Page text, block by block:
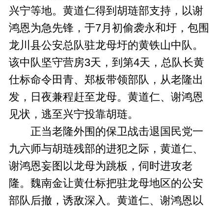
兴宁等地。黄道仁得到胡琏部支持，以谢
鸿恩为急先锋，于7月初偷袭永和圩，包围
龙川县公安总队驻龙母圩的黄铁山中队。
该中队坚守营房3天，到第4天，总队长黄
仕标命令田青、郑板带领部队，从老隆出
发，日夜兼程赶至龙母。黄道仁、谢鸿恩
见状，逃至兴宁投靠胡琏。
正当老隆外围的保卫战击退国民党一
九六师与胡琏残部的进犯之际，黄道仁、
谢鸿恩妄图以龙母为跳板，伺时进攻老
隆。魏南金让黄仕标把驻龙母地区的公安
部队后撤，诱敌深入。黄道仁、谢鸿恩以